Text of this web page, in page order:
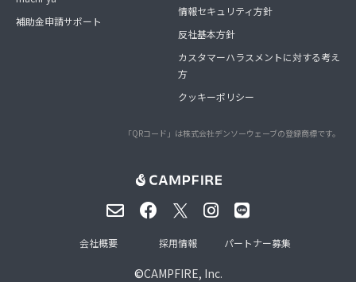
補助金申請サポート
情報セキュリティ方針
反社基本方針
カスタマーハラスメントに対する考え
方
クッキーポリシー
「QRコード」は株式会社デンソーウェーブの登録商標です。
©CAMPFIRE, Inc.
会社概要 採用情報 パートナー募集